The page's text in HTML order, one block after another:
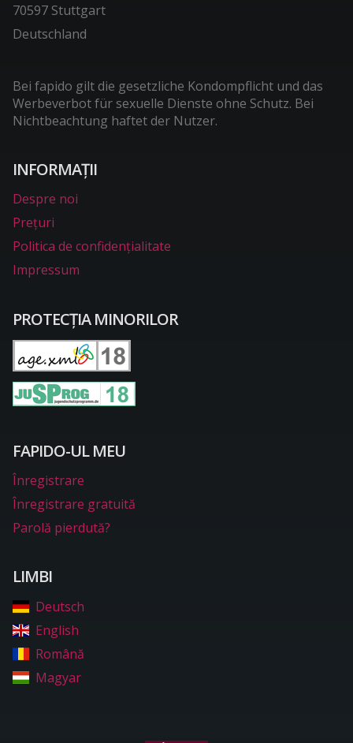
70597 Stuttgart
Deutschland
Bei fapido gilt die gesetzliche Kondompflicht und das
Werbeverbot für sexuelle Dienste ohne Schutz. Bei
Nichtbeachtung haftet der Nutzer.
INFORMAŢII
Despre noi
Preţuri
Politica de confidențialitate
Impressum
PROTECŢIA MINORILOR
FAPIDO-UL MEU
Înregistrare
Înregistrare gratuită
Parolă pierdută?
LIMBI
Deutsch
English
Română
Magyar